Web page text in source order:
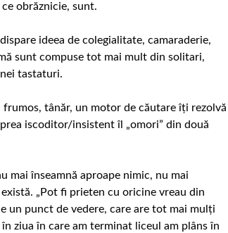
obrăznicie, sunt.
ideea de colegialitate, camaraderie,
sunt compuse tot mai mult din solitari,
tastaturi.
tânăr, un motor de căutare îţi rezolvă
iscoditor/insistent îl „omori” din două
mai înseamnă aproape nimic, nu mai
„Pot fi prieten cu oricine vreau din
un punct de vedere, care are tot mai mulți
ziua în care am terminat liceul am plâns în